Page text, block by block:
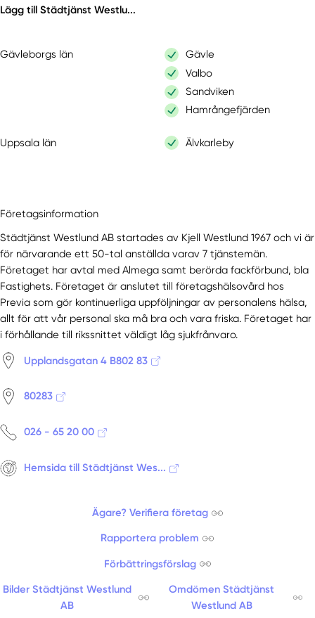
Lägg till Städtjänst Westlu...
Gävleborgs län
Gävle
Valbo
Sandviken
Hamrångefjärden
Uppsala län Älvkarleby
Företagsinformation
Städtjänst Westlund AB startades av Kjell Westlund 1967 och vi är
för närvarande ett 50-tal anställda varav 7 tjänstemän.
Företaget har avtal med Almega samt berörda fackförbund, bla
Fastighets. Företaget är anslutet till företagshälsovård hos
Previa som gör kontinuerliga uppföljningar av personalens hälsa,
allt för att vår personal ska må bra och vara friska. Företaget har
i förhållande till rikssnittet väldigt låg sjukfrånvaro.
Upplandsgatan 4 B802 83
80283
026 - 65 20 00
Hemsida till Städtjänst Wes...
Ägare? Verifiera företag
Rapportera problem
Förbättringsförslag
Bilder Städtjänst Westlund
AB
Omdömen Städtjänst
Westlund AB